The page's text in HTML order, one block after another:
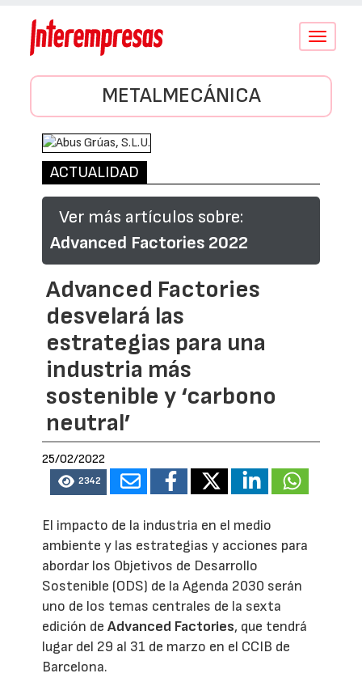
Conmutar
METALMECÁNICA
ACTUALIDAD
Ver más artículos sobre:
Advanced Factories 2022
Advanced Factories
desvelará las
estrategias para una
industria más
sostenible y ‘carbono
neutral’
25/02/2022
2342
El impacto de la industria en el medio
ambiente y las estrategias y acciones para
abordar los Objetivos de Desarrollo
Sostenible (ODS) de la Agenda 2030 serán
uno de los temas centrales de la sexta
edición deAdvanced Factories, que tendrá
lugar del 29 al 31 de marzo en el CCIB de
Barcelona.